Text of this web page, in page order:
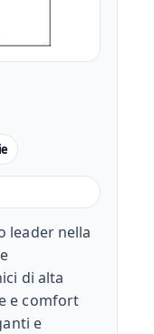
leader nella
di alta
e comfort
e